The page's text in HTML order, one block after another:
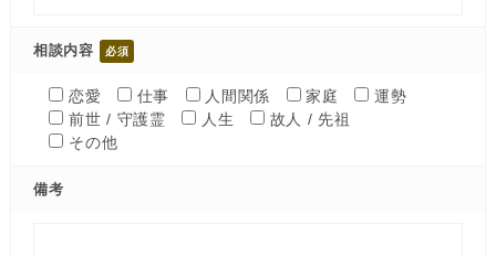
相談内容
恋愛 仕事 人間関係 家庭
運勢
前世 / 守護霊
人生
故人 / 先祖
その他
備考